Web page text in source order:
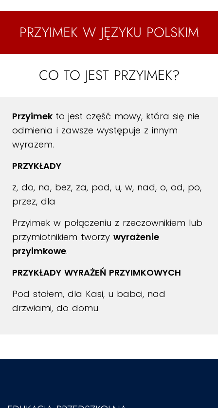
PRZYIMEK W JĘZYKU POLSKIM
CO TO JEST PRZYIMEK?
Przyimek to jest część mowy, która się nie
odmienia i zawsze występuje z innym
wyrazem.
PRZYKŁADY
z, do, na, bez, za, pod, u, w, nad, o, od, po,
przez, dla
Przyimek w połączeniu z rzeczownikiem lub
przymiotnikiem tworzy wyrażenie
przyimkowe.
PRZYKŁADY WYRAŻEŃ PRZYIMKOWYCH
Pod stołem, dla Kasi, u babci, nad
drzwiami, do domu